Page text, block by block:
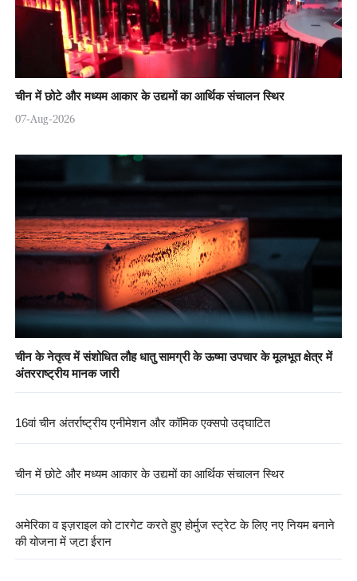
चीन में छोटे और मध्यम आकार के उद्यमों का आर्थिक संचालन स्थिर
07-Aug-2026
चीन के नेतृत्व में संशोधित लौह धातु सामग्री के ऊष्मा उपचार के मूलभूत क्षेत्र में
अंतरराष्ट्रीय मानक जारी
16वां चीन अंतर्राष्ट्रीय एनीमेशन और कॉमिक एक्सपो उद्घाटित
चीन में छोटे और मध्यम आकार के उद्यमों का आर्थिक संचालन स्थिर
अमेरिका व इज़राइल को टारगेट करते हुए होर्मुज स्ट्रेट के लिए नए नियम बनाने
की योजना में जुटा ईरान